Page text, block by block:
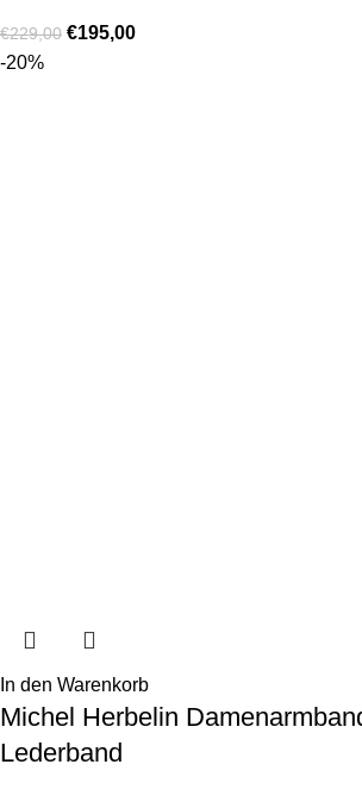
€229,00 €195,00
-20%
In den Warenkorb
Michel Herbelin
Lederband